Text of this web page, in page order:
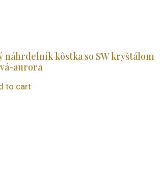
náhrdelník kôstka so SW kryštálom
aurora
to cart